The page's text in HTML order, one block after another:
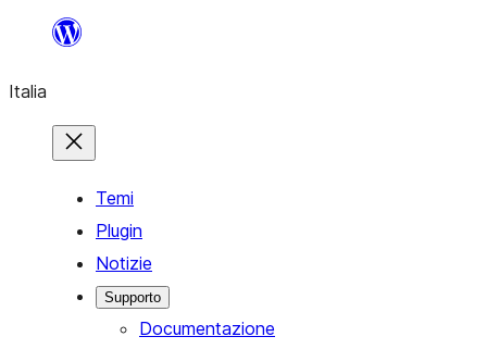
contenuto
Italia
Temi
Plugin
Notizie
Supporto
Documentazione